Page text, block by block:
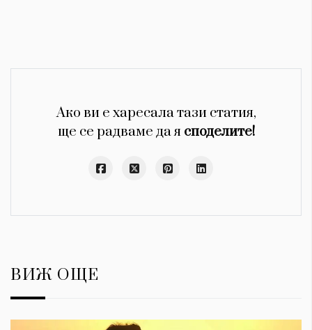
Ако ви е харесала тази статия,
ще се радваме да я споделите!
ВИЖ ОЩЕ